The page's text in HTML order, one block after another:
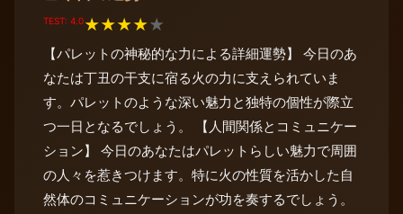
TEST: 4.0★★★★★
【パレットの神秘的な力による詳細運勢】 今日のあ
なたは丁丑の干支に宿る火の力に支えられていま
す。パレットのような深い魅力と独特の個性が際立
つ一日となるでしょう。 【人間関係とコミュニケー
ション】 今日のあなたはパレットらしい魅力で周囲
の人々を惹きつけます。特に火の性質を活かした自
然体のコミュニケーションが功を奏するでしょう。